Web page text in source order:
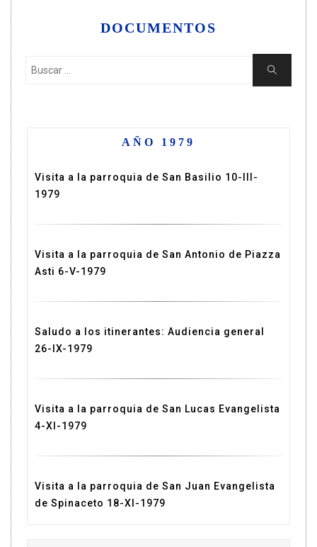
DOCUMENTOS
Buscar:
Buscar
AÑO 1979
Visita a la parroquia de San Basilio 10-III-
1979
Visita a la parroquia de San Antonio de Piazza
Asti 6-V-1979
Saludo a los itinerantes: Audiencia general
26-IX-1979
Visita a la parroquia de San Lucas Evangelista
4-XI-1979
Visita a la parroquia de San Juan Evangelista
de Spinaceto 18-XI-1979